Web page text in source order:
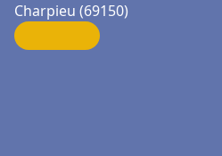
Charpieu (69150)